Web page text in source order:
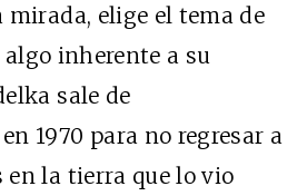
elige el tema de
algo inherente a su
sale de
1970 para no regresar a
la tierra que lo vio